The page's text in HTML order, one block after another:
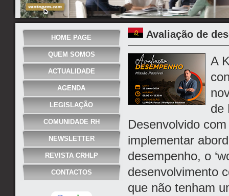
HOME PAGE
QUEM SOMOS
ACTUALIDADE
AGENDA
LEGISLAÇÃO
COMUNIDADE RH
NEWSLETTER
REVISTA CRHLP
CONTACTOS
Avaliação de
A
de
Desenvolvido
implementar
desempenho, o
desenvolvimento
que não tenham